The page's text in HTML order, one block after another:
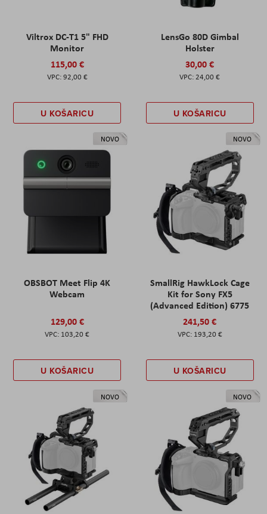
Viltrox DC-T1 5" FHD
Monitor
115,00 €
92,00 €
U KOŠARICU
LensGo 80D Gimbal
Holster
30,00 €
24,00 €
U KOŠARICU
NOVO
OBSBOT Meet Flip 4K
Webcam
129,00 €
103,20 €
U KOŠARICU
NOVO
SmallRig HawkLock Cage
Kit for Sony FX5
(Advanced Edition) 6775
241,50 €
193,20 €
U KOŠARICU
NOVO NOVO